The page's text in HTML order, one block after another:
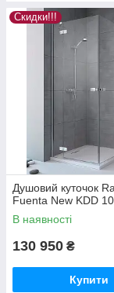
Скидки!!!
Душовий куточок
Fuenta New KDD
В наявності
130 950 ₴
Купити